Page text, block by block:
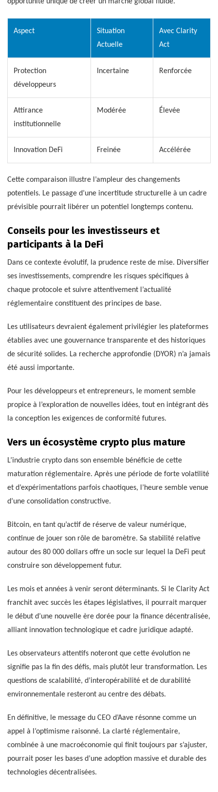
opportunité unique de créer un marché global fluide.
Aspect
Situation
Actuelle
Avec Clarity
Act
Protection
développeurs
Incertaine Renforcée
Attirance
institutionnelle
Modérée Élevée
Innovation DeFi Freinée Accélérée
Cette comparaison illustre l’ampleur des changements
potentiels. Le passage d’une incertitude structurelle à un cadre
prévisible pourrait libérer un potentiel longtemps contenu.
Conseils pour les investisseurs et
participants à la DeFi
Dans ce contexte évolutif, la prudence reste de mise. Diversifier
ses investissements, comprendre les risques spécifiques à
chaque protocole et suivre attentivement l’actualité
réglementaire constituent des principes de base.
Les utilisateurs devraient également privilégier les plateformes
établies avec une gouvernance transparente et des historiques
de sécurité solides. La recherche approfondie (DYOR) n’a jamais
été aussi importante.
Pour les développeurs et entrepreneurs, le moment semble
propice à l’exploration de nouvelles idées, tout en intégrant dès
la conception les exigences de conformité futures.
Vers un écosystème crypto plus mature
L’industrie crypto dans son ensemble bénéficie de cette
maturation réglementaire. Après une période de forte volatilité
et d’expérimentations parfois chaotiques, l’heure semble venue
d’une consolidation constructive.
Bitcoin, en tant qu’actif de réserve de valeur numérique,
continue de jouer son rôle de baromètre. Sa stabilité relative
autour des 80 000 dollars offre un socle sur lequel la DeFi peut
construire son développement futur.
Les mois et années à venir seront déterminants. Si le Clarity Act
franchit avec succès les étapes législatives, il pourrait marquer
le début d’une nouvelle ère dorée pour la finance décentralisée,
alliant innovation technologique et cadre juridique adapté.
Les observateurs attentifs noteront que cette évolution ne
signifie pas la fin des défis, mais plutôt leur transformation. Les
questions de scalabilité, d’interopérabilité et de durabilité
environnementale resteront au centre des débats.
En définitive, le message du CEO d’Aave résonne comme un
appel à l’optimisme raisonné. La clarté réglementaire,
combinée à une macroéconomie qui finit toujours par s’ajuster,
pourrait poser les bases d’une adoption massive et durable des
technologies décentralisées.